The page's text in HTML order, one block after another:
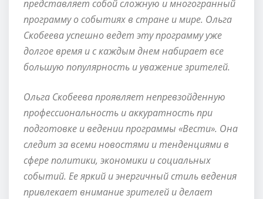
представляет собой сложную и многогранный
программу о событиях в стране и мире. Ольга
Скобеева успешно ведет эту программу уже
долгое время и с каждым днем набирает все
большую популярность и уважение зрителей.
Ольга Скобеева проявляет непревзойденную
профессиональность и аккуратность при
подготовке и ведении программы «Вести». Она
следит за всеми новостями и тенденциями в
сфере политики, экономики и социальных
событий. Ее яркий и энергичный стиль ведения
привлекает внимание зрителей и делает